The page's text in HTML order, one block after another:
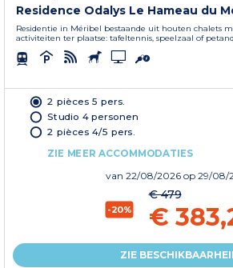
Residence Odalys Le Hameau du
Residentie in Méribel bestaande uit houten chalets
activiteiten ter plaatse: tafeltennis, speelzaal of
2 pièces 5 pers.
Studio 4 personen
2 pièces 4/5 pers.
ZIE MEER ACCOMMODATIES
van 22/08/2026 op 29/08/
-20%
€ 479
€
ZIE